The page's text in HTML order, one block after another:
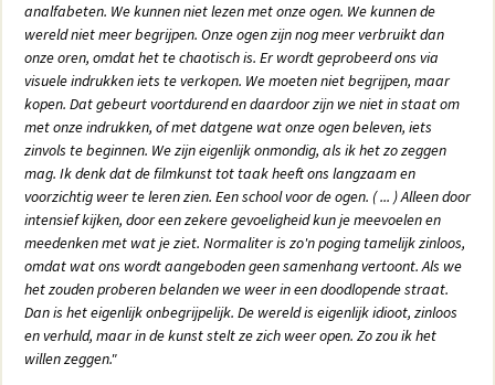
analfabeten. We kunnen niet lezen met onze ogen. We kunnen de
wereld niet meer begrijpen. Onze ogen zijn nog meer verbruikt dan
onze oren, omdat het te chaotisch is. Er wordt geprobeerd ons via
visuele indrukken iets te verkopen. We moeten niet begrijpen, maar
kopen. Dat gebeurt voortdurend en daardoor zijn we niet in staat om
met onze indrukken, of met datgene wat onze ogen beleven, iets
zinvols te beginnen. We zijn eigenlijk onmondig, als ik het zo zeggen
mag. Ik denk dat de filmkunst tot taak heeft ons langzaam en
voorzichtig weer te leren zien. Een school voor de ogen. ( ... ) Alleen door
intensief kijken, door een zekere gevoeligheid kun je meevoelen en
meedenken met wat je ziet. Normaliter is zo'n poging tamelijk zinloos,
omdat wat ons wordt aangeboden geen samenhang vertoont. Als we
het zouden proberen belanden we weer in een doodlopende straat.
Dan is het eigenlijk onbegrijpelijk. De wereld is eigenlijk idioot, zinloos
en verhuld, maar in de kunst stelt ze zich weer open. Zo zou ik het
willen zeggen."